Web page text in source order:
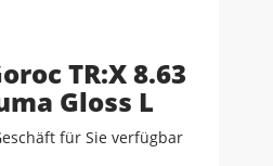
TR:X 8.63
Gloss L
für Sie verfügbar